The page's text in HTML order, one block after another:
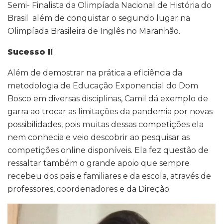
Semi- Finalista da Olimpíada Nacional de História do
Brasil além de conquistar o segundo lugar na
Olimpíada Brasileira de Inglês no Maranhão.
Sucesso II
Além de demostrar na prática a eficiência da
metodologia de Educação Exponencial do Dom
Bosco em diversas disciplinas, Camil dá exemplo de
garra ao trocar as limitações da pandemia por novas
possibilidades, pois muitas dessas competições ela
nem conhecia e veio descobrir ao pesquisar as
competições online disponíveis. Ela fez questão de
ressaltar também o grande apoio que sempre
recebeu dos pais e familiares e da escola, através de
professores, coordenadores e da Direção.